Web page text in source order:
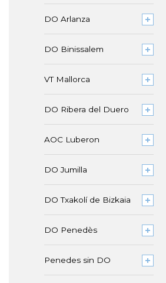
DO Arlanza
DO Binissalem
VT Mallorca
DO Ribera del Duero
AOC Luberon
DO Jumilla
DO Txakolí de Bizkaia
DO Penedès
Penedes sin DO